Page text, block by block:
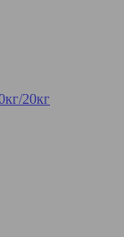
20кг